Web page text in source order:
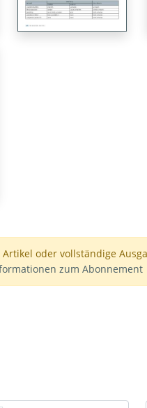
oder vollständige
zum Abonnement